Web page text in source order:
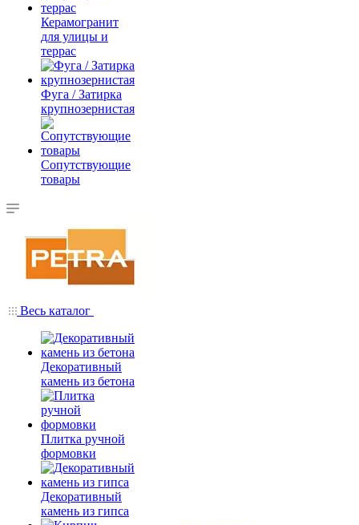
Керамогранит
для улицы и
террас
Фуга / Затирка
крупнозернистая
Сопутствующие
товары
Весь каталог
Декоративный
камень из бетона
Плитка ручной
формовки
Декоративный
камень из гипса